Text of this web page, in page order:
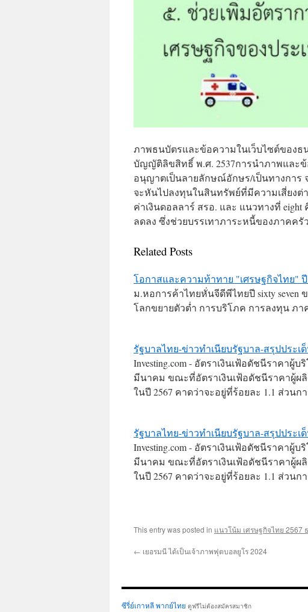
ภาพธนบัตรและข้อความในเว็บไซต์ของ
บัญญัติลิขสิทธิ์ พ.ศ. 2537การนำภาพและ
อนุญาตเป็นลายลักษณ์อักษร/เป็นทางการ
จะหันไปลงทุนในสินทรัพย์ที่มีความเสี่ยง
ค่าเงินดอลลาร์ สรอ. และ แนวทางที่
ลดลง ซึ่งช่วยบรรเทาภาระหนี้ของภาคครั
Related Posts
โอกาสและความท้าทาย "เศรษฐกิจไทย" ปี
ม.หอการค้าไทยหั่นจีดีพีไทยปี sixty seven
โลกขยายตัวต่ำ การบริโภค การลงทุน ภ
รัฐบาลไทย-ข่าวทำเนียบรัฐบาล-สรุปประ
Investing.com - อัตราเงินเฟ้อดัชนีราคา
มีนาคม ขณะที่อัตราเงินเฟ้อดัชนีราคาผู้ผลิ
ในปี 2567 คาดว่าจะอยู่ที่ร้อยละ 1.1 ส่วน
รัฐบาลไทย-ข่าวทำเนียบรัฐบาล-สรุปประ
Investing.com - อัตราเงินเฟ้อดัชนีราคา
มีนาคม ขณะที่อัตราเงินเฟ้อดัชนีราคาผู้ผลิ
ในปี 2567 คาดว่าจะอยู่ที่ร้อยละ 1.1 ส่วน
This entry was posted in แนวโน้ม เศรษฐกิจไทย 2567
← เยอรมนี ได้เป็นเจ้าภาพฟุตบอลยูโร 2024
ซีรี่ย์เกาหลี พากย์ไทย ดูฟรีไม่ต้องสมัครสมาชิก